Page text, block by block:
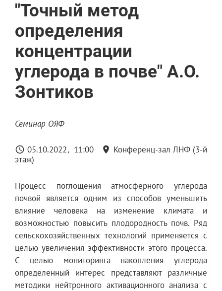
"Точный метод
определения
концентрации
углерода в почве" А.О.
Зонтиков
Семинар ОЯФ
05.10.2022 11:00
Конференц-зал ЛНФ (3-й
этаж)
Процесс поглощения атмосферного углерода
почвой является одним из способов уменьшить
влияние человека на изменение климата и
возможностью повысить плодородность почв. Ряд
сельскохозяйственных технологий применяется с
целью увеличения эффективности этого процесса.
С целью мониторинга накопления углерода
определенный интерес представляют различные
методики нейтронного активационного анализа с